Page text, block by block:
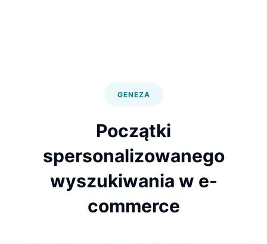
GENEZA
Początki
spersonalizowanego
wyszukiwania w e-
commerce